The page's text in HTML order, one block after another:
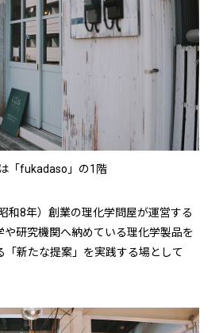
「fukadaso」の1階
和8年）創業の理化学問屋が運営する
や研究機関へ納めている理化学製品を
「新たな提案」を実践する場として